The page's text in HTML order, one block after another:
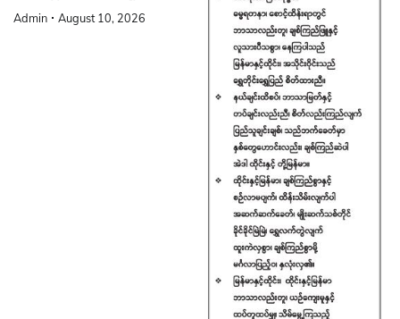
Admin August 10, 2026